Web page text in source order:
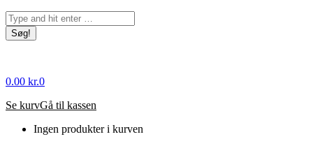
Søg:
0.00 kr.0
Se kurvGå til kassen
Ingen produkter i kurven